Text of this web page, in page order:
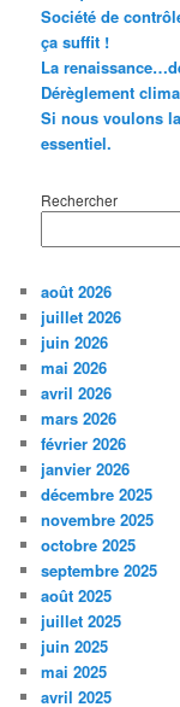
Société de
ça suffit !
La
Dérèglement
Si nous voulons
essentiel.
Rechercher
août 2026
juillet 2026
juin 2026
mai 2026
avril 2026
mars 2026
février 2026
janvier 2026
décembre 2025
novembre 2025
octobre 2025
septembre 2025
août 2025
juillet 2025
juin 2025
mai 2025
avril 2025